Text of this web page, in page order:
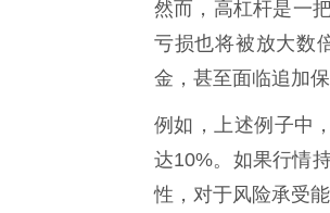
然而，高杠杆是一
亏损也将被放大数
金，甚至面临追加保
例如，上述例子中
达10%。如果行情
性，对于风险承受